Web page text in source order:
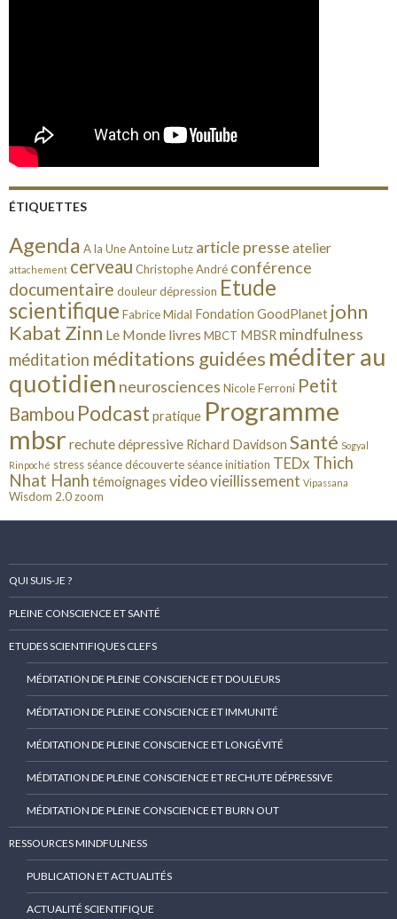
ÉTIQUETTES
Agenda A la UneAntoine Lutz article presse atelier
attachement cerveau Christophe André conférence
documentaire douleurdépression Etude
scientifique Fabrice Midal Fondation GoodPlanet john
Kabat Zinn Le Monde livres MBCT MBSR mindfulness
méditation méditations guidées méditer au
quotidien neurosciences Nicole Ferroni Petit
Bambou Podcast pratique Programme
mbsr rechute dépressive Richard Davidson Santé Sogyal
Rinpoché stress séance découverte séance initiation TEDx Thich
Nhat Hanh témoignages videovieillissement Vipassana
Wisdom 2.0zoom
QUI SUIS-JE ?
PLEINE CONSCIENCE ET SANTÉ
ETUDES SCIENTIFIQUES CLEFS
MÉDITATION DE PLEINE CONSCIENCE ET DOULEURS
MÉDITATION DE PLEINE CONSCIENCE ET IMMUNITÉ
MÉDITATION DE PLEINE CONSCIENCE ET LONGÉVITÉ
MÉDITATION DE PLEINE CONSCIENCE ET RECHUTE DÉPRESSIVE
MÉDITATION DE PLEINE CONSCIENCE ET BURN OUT
RESSOURCES MINDFULNESS
PUBLICATION ET ACTUALITÉS
ACTUALITÉ SCIENTIFIQUE